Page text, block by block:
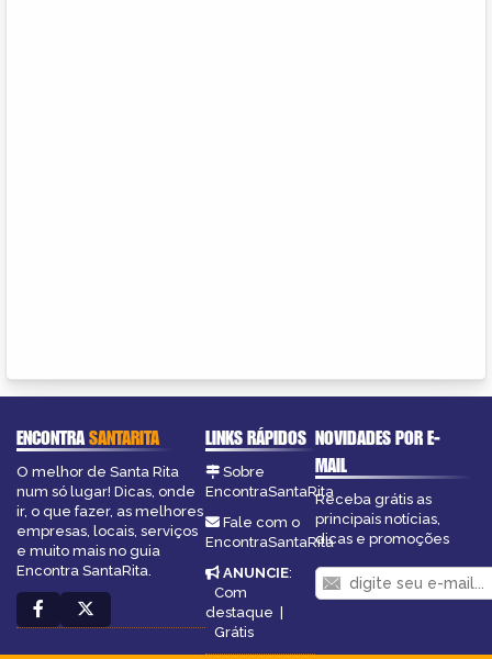
ENCONTRASANTARITA
O melhor de Santa Rita
num só lugar! Dicas, onde
ir, o que fazer, as melhores
empresas, locais, serviços
e muito mais no guia
Encontra SantaRita.
LINKS RÁPIDOS
Sobre
EncontraSantaRita
Fale com o
EncontraSantaRita
ANUNCIE:
Com
destaque |
Grátis
NOVIDADES POR E-
MAIL
Receba grátis as
principais notícias,
dicas e promoções